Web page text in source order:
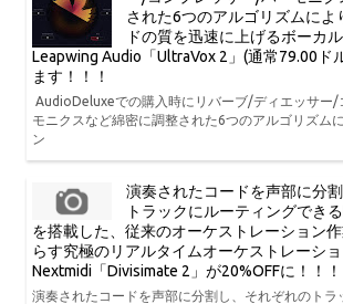
された6つのアルゴリズムによ
ドの質を迅速に上げるボーカ
Leapwing Audio「UltraVox 2」(通常79.00ド
ます！！！
AudioDeluxeでの購入時にリバーブ/ディエッサー/
モニクスなど綿密に調整された6つのアルゴリズム
ン
演奏されたコードを声部に分
トラックにルーティングでき
を搭載した、従来のオーケストレーション
らす究極のリアルタイムオーケストレーシ
Nextmidi「Divisimate 2」が20%OFFに！！！
演奏されたコードを声部に分割し、それぞれのトラ